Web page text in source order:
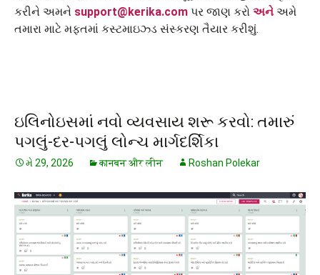
કરીને અમને support@kerika.com પર જાણ કરો અને અમે
તમારા માટે મફતમાં કસ્ટમાઇઝ્ડ સંસ્કરણ તૈયાર કરીશું.
ઇલિનોઇસમાં નવો વ્યવસાય શરૂ કરવો: તમારું
પગલું-દર-પગલું લોન્ચ માર્ગદર્શિકા
મે 29, 2026 कानबन और लीन Roshan Polekar